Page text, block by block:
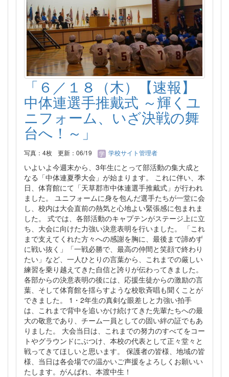
「６／１８（木）【速報】
中体連選手推戴式 ～輝くユ
ニフォーム、いざ決戦の舞
台へ！～」
写真：4枚 更新：06/19 学校サイト管理者
いよいよ今週末から、3年生にとって部活動の集大成と
なる「中体連夏季大会」が始まります。 これに伴い、本
日、体育館にて「天草郡市中体連選手推戴式」が行われ
ました。 ユニフォームに身を包んだ選手たちが一堂に会
し、校内は大会直前の熱気と心地よい緊張感に包まれま
した。 式では、各部活動のキャプテンがステージ上に立
ち、大会に向けた力強い決意表明を行いました。 「これ
まで支えてくれた方々への感謝を胸に、最後まで諦めず
に戦い抜く」「一戦必勝で、最高の仲間と笑顔で終わり
たい」など、一人ひとりの言葉から、これまでの厳しい
練習を乗り越えてきた自信と誇りが伝わってきました。
各部からの決意表明の後には、応援生徒からの激励の言
葉、そして体育館を揺らすような校歌斉唱も聞くことが
できました。 1・2年生の真剣な眼差しと力強い拍手
は、これまで背中を追いかけ続けてきた先輩たちへの最
大の敬意であり、チーム一員としての固い絆の証でもあ
りました。 大会当日は、これまでの努力のすべてをコー
トやグラウンドにぶつけ、本校の代表として正々堂々と
戦ってきてほしいと思います。 保護者の皆様、地域の皆
様、当日は各会場での温かいご声援をよろしくお願いい
たします。がんばれ、本渡中生！